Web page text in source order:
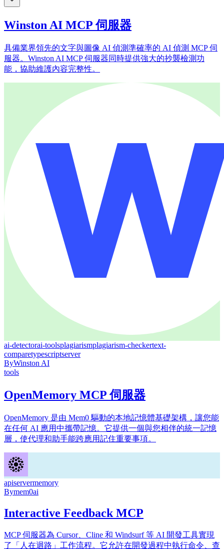
Winston AI MCP 伺服器
具備業界領先的文字與圖像 AI 偵測準確率的 AI 偵測 MCP 伺
服器。Winston AI MCP 伺服器同時提供強大的抄襲檢測功
能，協助維護內容完整性。
ai-detectorai-toolsplagiarismplagiarism-checkertext-
comparetypescriptserver
ByWinston AI
tools
OpenMemory MCP 伺服器
OpenMemory 是由 Mem0 驅動的本地記憶體基礎架構，讓您能
在任何 AI 應用中攜帶記憶。它提供一個與您相伴的統一記憶
層，使代理和助手能跨應用記住重要事項。
apiservermemory
Bymem0ai
Interactive Feedback MCP
MCP 伺服器為 Cursor、Cline 和 Windsurf 等 AI 開發工具實現
了「人在迴路」工作流程。它允許在開發過程中執行命令、查